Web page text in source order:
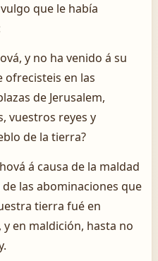
que le había
y no ha venido á su
ofrecisteis en las
de Jerusalem,
vuestros reyes y
de la tierra?
á causa de la maldad
las abominaciones que
tierra fué en
en maldición, hasta no